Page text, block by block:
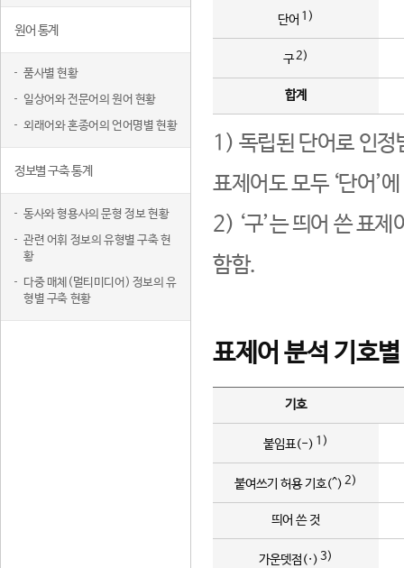
원어 통계
품사별 현황
일상어와 전문어의 원어 현황
외래어와 혼종어의 언어명별 현황
정보별 구축 통계
동사와 형용사의 문형 정보 현황
관련 어휘 정보의 유형별 구축 현
황
다중 매체(멀티미디어) 정보의 유
형별 구축 현황
단어 1)
구2)
합계
1) 독립된 단어로 인정
표제어도 모두 ‘단어’
2) ‘구’는 띄어 쓴 표
함함.
표제어 분석 기호
기호
붙임표(-) 1)
붙여쓰기 허용 기호(^) 2)
띄어 쓴 것
가운뎃점(·) 3)